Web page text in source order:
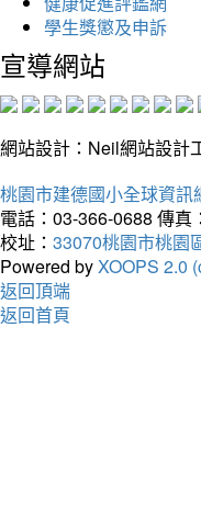
學生獎懲及申訴
宣導網站
網站設計：Neil網站設計
桃園市建德國小全球資訊
電話：03-366-0688 傳真
校址： 33070桃園市桃園
Powered byXOOPS 2.0
返回頂端
返回首頁